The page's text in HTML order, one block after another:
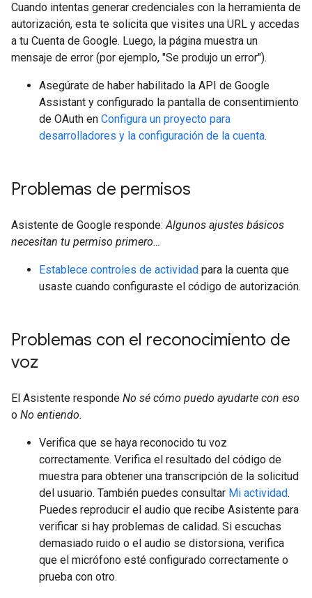
Cuando intentas generar credenciales con la herramienta de
autorización, esta te solicita que visites una URL y accedas
a tu Cuenta de Google. Luego, la página muestra un
mensaje de error (por ejemplo, "Se produjo un error").
Asegúrate de haber habilitado la API de Google
Assistant y configurado la pantalla de consentimiento
de OAuth en Configura un proyecto para
desarrolladores y la configuración de la cuenta.
Problemas de permisos
Asistente de Google responde:Algunos ajustes básicos
necesitan tu permiso primero…
Establece controles de actividad para la cuenta que
usaste cuando configuraste el código de autorización.
Problemas con el reconocimiento de
voz
El Asistente responde No sé cómo puedo ayudarte con eso
o No entiendo.
Verifica que se haya reconocido tu voz
correctamente. Verifica el resultado del código de
muestra para obtener una transcripción de la solicitud
del usuario. También puedes consultar Mi actividad.
Puedes reproducir el audio que recibe Asistente para
verificar si hay problemas de calidad. Si escuchas
demasiado ruido o el audio se distorsiona, verifica
que el micrófono esté configurado correctamente o
prueba con otro.